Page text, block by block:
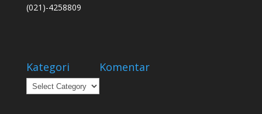
(021)-4258809
Kategori
Kategori
Komentar